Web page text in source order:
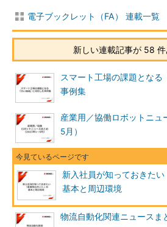
電子ブックレット（FA） 連載一覧
新しい連載記事が 58
スマート工場の課題となる
事例集
産業用／協働ロボットニュ
5月）
新入社員が知っておきた
基本と周辺環境
物流自動化関連ニュースま